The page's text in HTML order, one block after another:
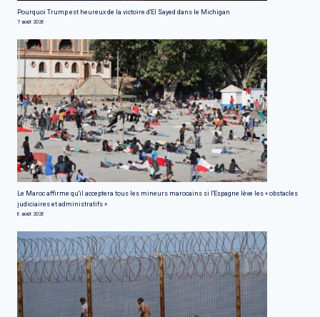
Pourquoi Trump est heureux de la victoire d'El Sayed dans le Michigan
7 août 2026
Le Maroc affirme qu'il acceptera tous les mineurs marocains si l'Espagne lève les « obstacles
judiciaires et administratifs »
6 août 2026